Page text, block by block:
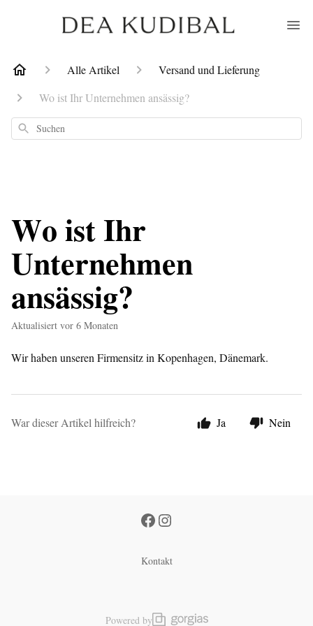
Alle Artikel
Versand und Lieferung
Wo ist Ihr Unternehmen ansässig?
Suchen
Wo ist Ihr
Unternehmen
ansässig?
Aktualisiert vor 6 Monaten
Wir haben unseren Firmensitz in Kopenhagen, Dänemark.
War dieser Artikel hilfreich? Ja Nein
Kontakt
Powered by